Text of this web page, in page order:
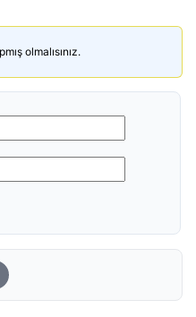
olmalısınız.